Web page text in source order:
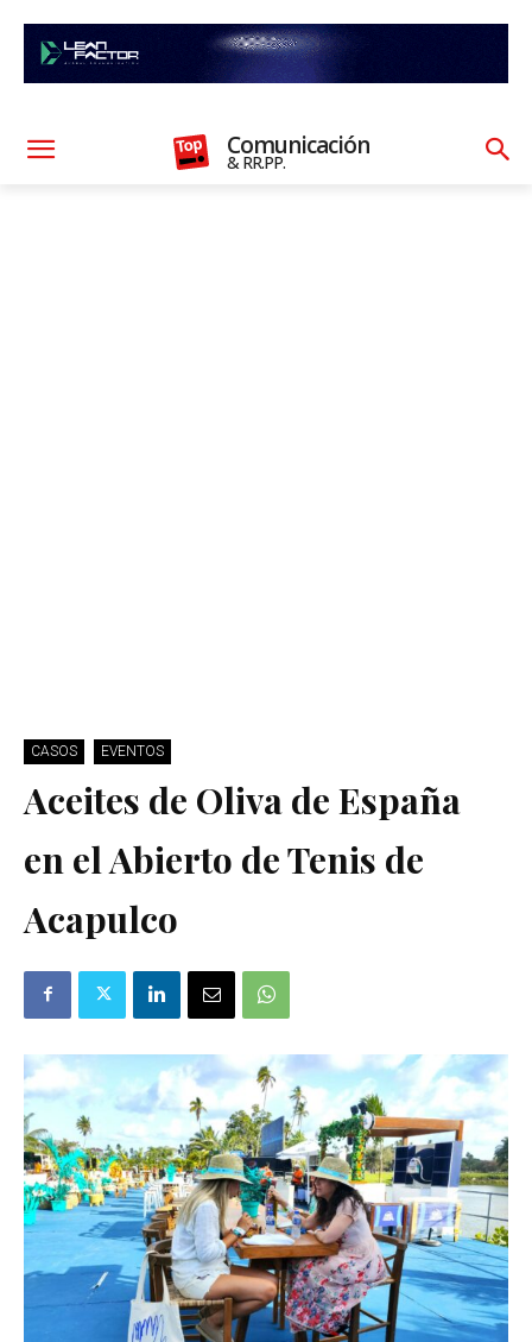
Comunicación
& RR.PP.
CASOS EVENTOS
Aceites de Oliva de España
en el Abierto de Tenis de
Acapulco